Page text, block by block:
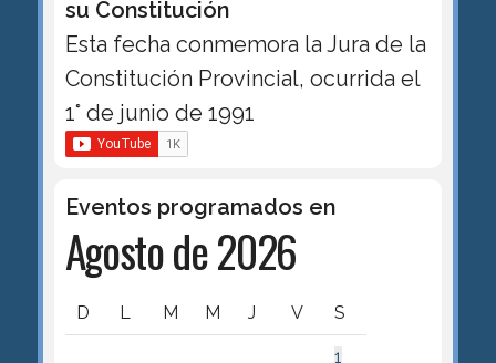
su Constitución
Esta fecha conmemora la Jura de la
Constitución Provincial, ocurrida el
1° de junio de 1991
Eventos programados en
Agosto de 2026
D L M M J V S
1